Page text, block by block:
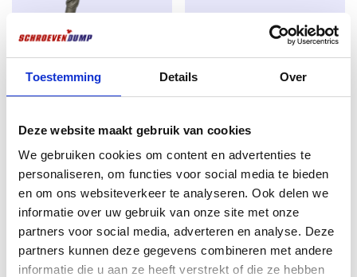
Toestemming Details Over
Deze website maakt gebruik van cookies
We gebruiken cookies om content en advertenties te
personaliseren, om functies voor social media te bieden
en om ons websiteverkeer te analyseren. Ook delen we
informatie over uw gebruik van onze site met onze
partners voor social media, adverteren en analyse. Deze
partners kunnen deze gegevens combineren met andere
informatie die u aan ze heeft verstrekt of die ze hebben
Voor binnen- en buitengebruik.
210mm – 4-Snijder – Voor Beton
& Steen – Werkende Lengte
excl. BTW:
Op voorraad
Stepdrill Bi-Metaal 200 mm –
Hout & Metaal – Heavy-Duty
€2,99
excl. BTW:
2,47
Niet op voorraad